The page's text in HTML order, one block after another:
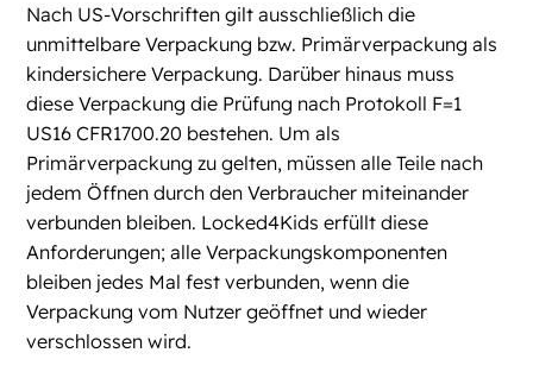
Nach US-Vorschriften gilt ausschließlich die
unmittelbare Verpackung bzw. Primärverpackungals
kindersichere Verpackung. Darüber hinaus muss
diese Verpackung die Prüfung nach Protokoll F=1
US16 CFR1700.20 bestehen. Um als
Primärverpackung zu gelten, müssen alle Teile nach
jedem Öffnen durch den Verbraucher miteinander
verbunden bleiben. Locked4Kids erfüllt diese
Anforderungen; alle Verpackungskomponenten
bleiben jedes Mal fest verbunden, wenn die
Verpackung vom Nutzer geöffnet und wieder
verschlossen wird.